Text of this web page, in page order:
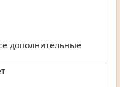
дополнительные